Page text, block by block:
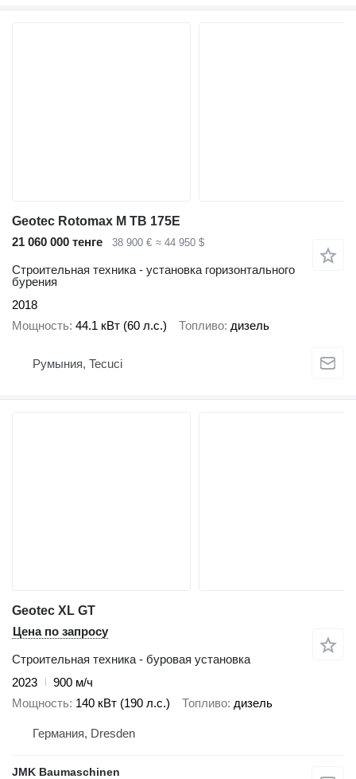
Geotec Rotomax M TB 175E
21 060 000 тенге
38 900 € ≈ 44 950 $
Строительная техника - установка горизонтального
бурения
2018
Мощность 44.1 кВт (60 л.с.) Топливо дизель
Румыния, Tecuci
Geotec XL GT
Цена по запросу
Строительная техника - буровая установка
2023
900 м/ч
Мощность 140 кВт (190 л.с.) Топливо дизель
Германия, Dresden
JMK Baumaschinen